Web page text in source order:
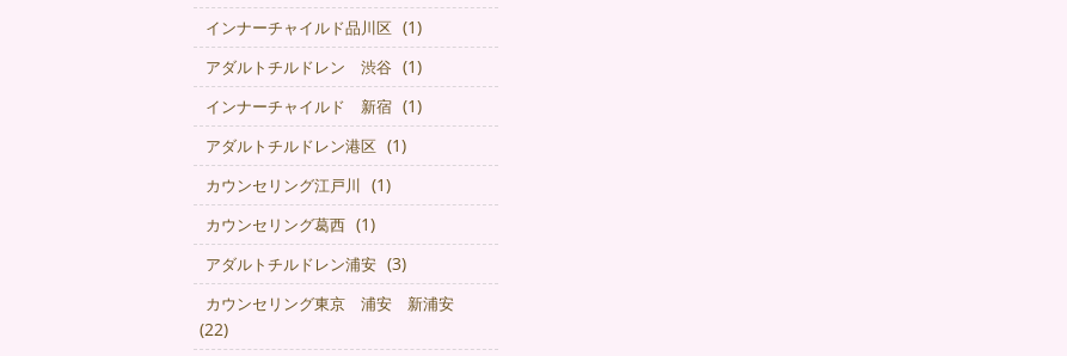
インナーチャイルド品川区 (1)
アダルトチルドレン 渋谷 (1)
インナーチャイルド 新宿 (1)
アダルトチルドレン港区 (1)
カウンセリング江戸川 (1)
カウンセリング葛西 (1)
アダルトチルドレン浦安 (3)
カウンセリング東京 浦安 新浦安
(22)